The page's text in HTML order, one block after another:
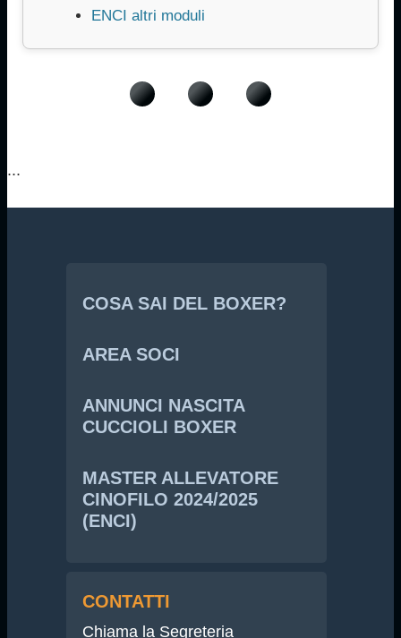
ENCI altri moduli
...
COSA SAI DEL BOXER?
AREA SOCI
ANNUNCI NASCITA
CUCCIOLI BOXER
MASTER ALLEVATORE
CINOFILO 2024/2025
(ENCI)
CONTATTI
Chiama la Segreteria